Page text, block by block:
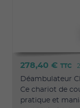
278,40 € TTC
Déambulateur
Ce chariot de
pratique et